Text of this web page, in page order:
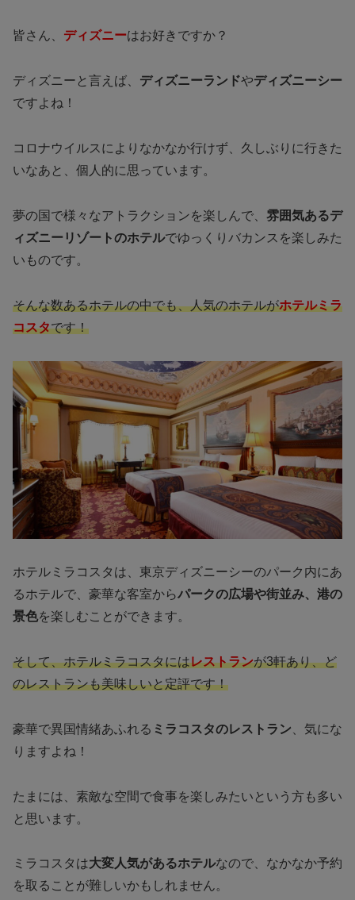
皆さん、 ディズニーはお好きですか？
ディズニーと言えば、 ディズニーランドやディズニーシー
ですよね！
コロナウイルスによりなかなか行けず、久しぶりに行きた
いなあと、個人的に思っています。
夢の国で様々なアトラクションを楽しんで、 雰囲気あるデ
ィズニーリゾートのホテルでゆっくりバカンスを楽しみた
いものです。
そんな数あるホテルの中でも、人気のホテルがホテルミラ
コスタです！
ホテルミラコスタは、東京ディズニーシーのパーク内にあ
るホテルで、豪華な客室からパークの広場や街並み、港の
景色を楽しむことができます。
そして、ホテルミラコスタにはレストランが3軒あり、ど
のレストランも美味しいと定評です！
豪華で異国情緒あふれる ミラコスタのレストラン 、気にな
りますよね！
たまには、素敵な空間で食事を楽しみたいという方も多い
と思います。
ミラコスタは大変人気があるホテルなので、なかなか予約
を取ることが難しいかもしれません。